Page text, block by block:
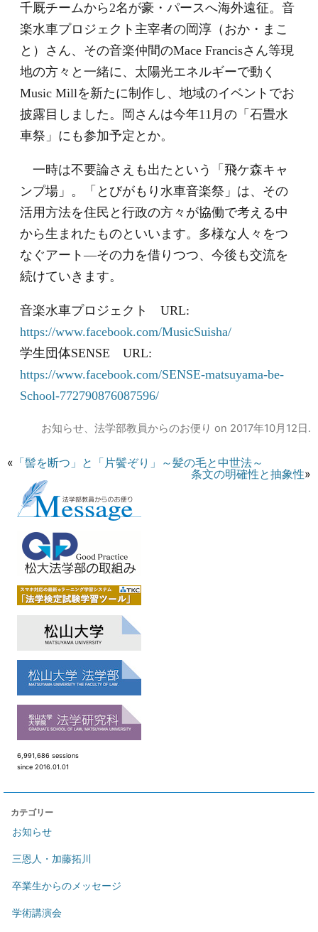
千厩チームから2名が豪・パースへ海外遠征。音
楽水車プロジェクト主宰者の岡淳（おか・まこ
と）さん、その音楽仲間のMace Francisさん等現
地の方々と一緒に、太陽光エネルギーで動く
Music Millを新たに制作し、地域のイベントでお
披露目しました。岡さんは今年11月の「石畳水
車祭」にも参加予定とか。
一時は不要論さえも出たという「飛ケ森キャ
ンプ場」。「とびがもり水車音楽祭」は、その
活用方法を住民と行政の方々が協働で考える中
から生まれたものといいます。多様な人々をつ
なぐアート―その力を借りつつ、今後も交流を
続けていきます。
音楽水車プロジェクト URL:
https://www.facebook.com/MusicSuisha/
学生団体SENSE URL:
https://www.facebook.com/SENSE-matsuyama-be-
School-772790876087596/
お知らせ、 法学部教員からのお便り on 2017年10月12日.
« 「髻を断つ」と「片鬢ぞり」～髪の毛と中世法～
条文の明確性と抽象性»
6,991,686 sessions
since 2016.01.01
カテゴリー
お知らせ
三恩人・加藤拓川
卒業生からのメッセージ
学術講演会